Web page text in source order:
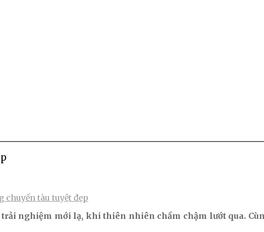
chuyến tàu tuyệt đẹp
nghiệm mới lạ, khi thiên nhiên chầm chậm lướt qua.